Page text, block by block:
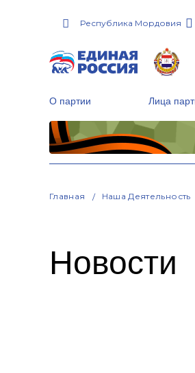
Республика Мордовия
О партии Лица
Главная Наша Деятельность
Новости